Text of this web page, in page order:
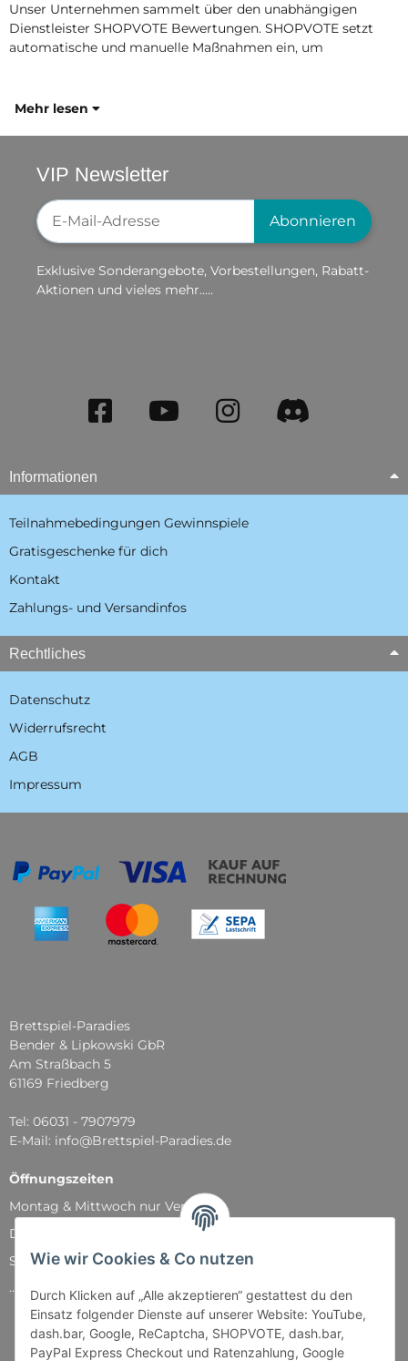
Wie wir Cookies & Co nutzen
Durch Klicken auf „Alle akzeptieren“ gestattest du den
Einsatz folgender Dienste auf unserer Website: YouTube,
dash.bar, Google, ReCaptcha, SHOPVOTE, dash.bar,
PayPal Express Checkout und Ratenzahlung, Google
Unser Unternehmen sammelt über den unabhängigen
Dienstleister SHOPVOTE Bewertungen. SHOPVOTE setzt
automatische und manuelle Maßnahmen ein, um
Mehr lesen
VIP Newsletter
Newsletter-Registrierung
Abonnieren
Exklusive Sonderangebote, Vorbestellungen, Rabatt-
Aktionen und vieles mehr.....
Informationen
Teilnahmebedingungen Gewinnspiele
Gratisgeschenke für dich
Kontakt
Zahlungs- und Versandinfos
Rechtliches
Datenschutz
Widerrufsrecht
AGB
Impressum
Brettspiel-Paradies
Bender & Lipkowski GbR
Am Straßbach 5
61169 Friedberg
Tel: 06031 - 7907979
E-Mail: info@Brettspiel-Paradies.de
Öffnungszeiten
Montag & Mittwoch nur Versand
Dienstag, Donnerstag und Freitag: 11:00 - 18:30 Uhr
Samstag: 11:00 - 14:00 Uhr
...und natürlich während unserer Events